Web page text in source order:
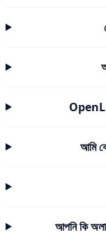
OpenL
আমি
আপনি কি